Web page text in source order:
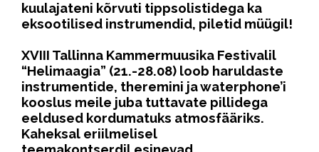
kuulajateni kõrvuti tippsolistidega ka
eksootilised instrumendid, piletid müügil!
XVIII Tallinna Kammermuusika Festivalil
“Helimaagia” (21.-28.08) loob haruldaste
instrumentide, theremini ja waterphone’i
kooslus meile juba tuttavate pillidega
eeldused kordumatuks atmosfääriks.
Kaheksal eriilmelisel